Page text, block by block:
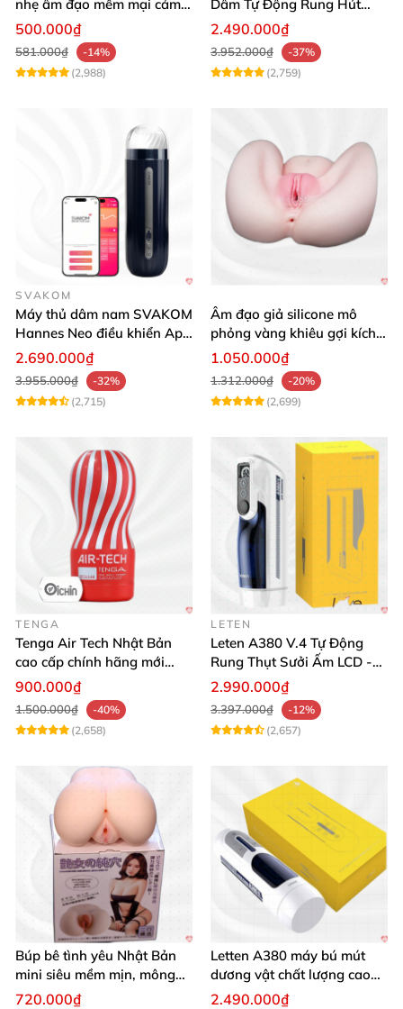
nhẹ âm đạo mềm mại cảm
giác thật
500.000₫
581.000₫
-14%
(2,988)
Dâm Tự Động Rung Hút
App Điều Khiển Xa
2.490.000₫
3.952.000₫
-37%
(2,759)
SVAKOM
Máy thủ dâm nam SVAKOM
Hannes Neo điều khiển App
tương tác
2.690.000₫
3.955.000₫
-32%
(2,715)
Âm đạo giả silicone mô
phỏng vàng khiêu gợi kích
thích mua
1.050.000₫
1.312.000₫
-20%
(2,699)
TENGA
Tenga Air Tech Nhật Bản
cao cấp chính hãng mới
seal giá tốt
900.000₫
1.500.000₫
-40%
(2,658)
LETEN
Leten A380 V.4 Tự Động
Rung Thụt Sưởi Ấm LCD -
Mua Ngay
2.990.000₫
3.397.000₫
-12%
(2,657)
Búp bê tình yêu Nhật Bản
mini siêu mềm mịn, mông
tròn quyến rũ
720.000₫
Letten A380 máy bú mút
dương vật chất lượng cao
giá tốt
2.490.000₫